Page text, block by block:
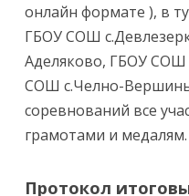
онлайн формате ), в
ГБОУ СОШ
Аделяково, ГБОУ
СОШ с.Челно-
соревнований все
грамотами и медалям.
Протокол